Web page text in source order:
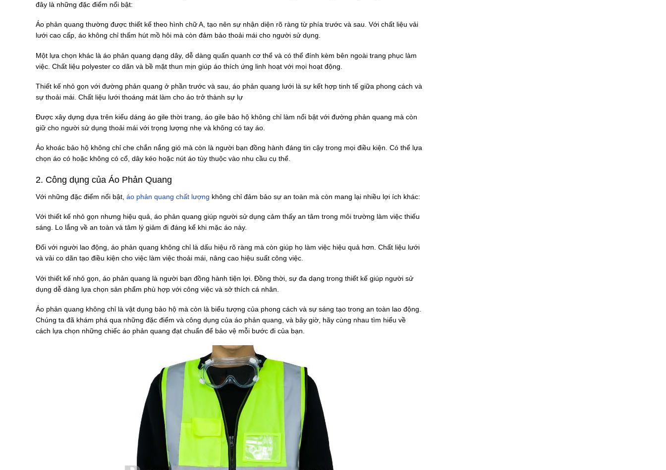
đây là những đặc điểm nổi bật:
Áo phản quang thường được thiết kế theo hình chữ A, tạo nên sự nhận diện rõ ràng từ phía trước và sau. Với chất liệu vải
lưới cao cấp, áo không chỉ thấm hút mồ hôi mà còn đảm bảo thoải mái cho người sử dụng.
Một lựa chọn khác là áo phản quang dạng dây, dễ dàng quấn quanh cơ thể và có thể đính kèm bên ngoài trang phục làm
việc. Chất liệu polyester co dãn và bề mặt thun mịn giúp áo thích ứng linh hoạt với mọi hoạt động.
Thiết kế nhỏ gọn với đường phản quang ở phần trước và sau, áo phản quang lưới là sự kết hợp tinh tế giữa phong cách và
sự thoải mái. Chất liệu lưới thoáng mát làm cho áo trở thành sự lự
Được xây dựng dựa trên kiểu dáng áo gile thời trang, áo gile bảo hộ không chỉ làm nổi bật với đường phản quang mà còn
giữ cho người sử dụng thoải mái với trọng lượng nhẹ và không có tay áo.
Áo khoác bảo hộ không chỉ che chắn nắng gió mà còn là người bạn đồng hành đáng tin cậy trong mọi điều kiện. Có thể lựa
chọn áo có hoặc không có cổ, dây kéo hoặc nút áo tùy thuộc vào nhu cầu cụ thể.
2. Công dụng của Áo Phản Quang
Với những đặc điểm nổi bật, áo phản quang chất lượng không chỉ đảm bảo sự an toàn mà còn mang lại nhiều lợi ích khác:
Với thiết kế nhỏ gọn nhưng hiệu quả, áo phản quang giúp người sử dụng cảm thấy an tâm trong môi trường làm việc thiếu
sáng. Lo lắng về an toàn và tâm lý giảm đi đáng kể khi mặc áo này.
Đối với người lao động, áo phản quang không chỉ là dấu hiệu rõ ràng mà còn giúp họ làm việc hiệu quả hơn. Chất liệu lưới
và vải co dãn tạo điều kiện cho việc làm việc thoải mái, nâng cao hiệu suất công việc.
Với thiết kế nhỏ gọn, áo phản quang là người bạn đồng hành tiện lợi. Đồng thời, sự đa dạng trong thiết kế giúp người sử
dụng dễ dàng lựa chọn sản phẩm phù hợp với công việc và sở thích cá nhân.
Áo phản quang không chỉ là vật dụng bảo hộ mà còn là biểu tượng của phong cách và sự sáng tạo trong an toàn lao động.
Chúng ta đã khám phá qua những đặc điểm và công dụng của áo phản quang, và bây giờ, hãy cùng nhau tìm hiểu về
cách lựa chọn những chiếc áo phản quang đạt chuẩn để bảo vệ mỗi bước đi của bạn.